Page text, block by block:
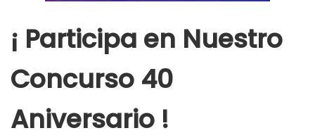
¡ Participa en Nuestro
Concurso 40
Aniversario !